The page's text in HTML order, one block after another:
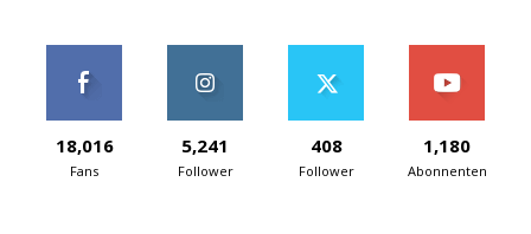
18,016
Fans
5,241
Follower
408
Follower
1,180
Abonnenten